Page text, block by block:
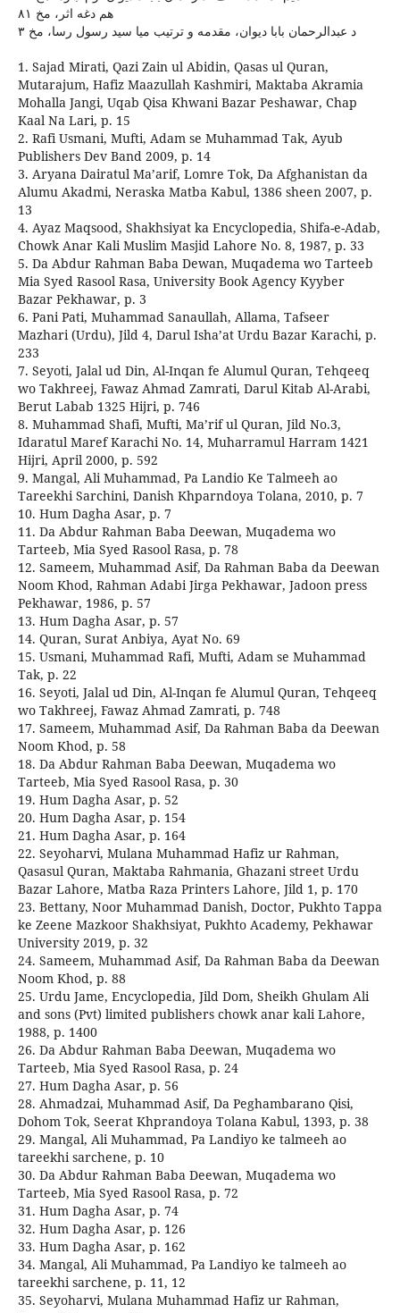
هم دغه اثر، مخ ٨١
د عبدالرحمان بابا ديوان، مقدمه و ترتيب ميا سيد رسول رسا، مخ ٣
1. Sajad Mirati, Qazi Zain ul Abidin, Qasas ul Quran,
Mutarajum, Hafiz Maazullah Kashmiri, Maktaba Akramia
Mohalla Jangi, Uqab Qisa Khwani Bazar Peshawar, Chap
Kaal Na Lari, p. 15
2. Rafi Usmani, Mufti, Adam se Muhammad Tak, Ayub
Publishers Dev Band 2009, p. 14
3. Aryana Dairatul Ma’arif, Lomre Tok, Da Afghanistan da
Alumu Akadmi, Neraska Matba Kabul, 1386 sheen 2007, p.
13
4. Ayaz Maqsood, Shakhsiyat ka Encyclopedia, Shifa-e-Adab,
Chowk Anar Kali Muslim Masjid Lahore No. 8, 1987, p. 33
5. Da Abdur Rahman Baba Dewan, Muqadema wo Tarteeb
Mia Syed Rasool Rasa, University Book Agency Kyyber
Bazar Pekhawar, p. 3
6. Pani Pati, Muhammad Sanaullah, Allama, Tafseer
Mazhari (Urdu), Jild 4, Darul Isha’at Urdu Bazar Karachi, p.
233
7. Seyoti, Jalal ud Din, Al-Inqan fe Alumul Quran, Tehqeeq
wo Takhreej, Fawaz Ahmad Zamrati, Darul Kitab Al-Arabi,
Berut Labab 1325 Hijri, p. 746
8. Muhammad Shafi, Mufti, Ma’rif ul Quran, Jild No.3,
Idaratul Maref Karachi No. 14, Muharramul Harram 1421
Hijri, April 2000, p. 592
9. Mangal, Ali Muhammad, Pa Landio Ke Talmeeh ao
Tareekhi Sarchini, Danish Khparndoya Tolana, 2010, p. 7
10. Hum Dagha Asar, p. 7
11. Da Abdur Rahman Baba Deewan, Muqadema wo
Tarteeb, Mia Syed Rasool Rasa, p. 78
12. Sameem, Muhammad Asif, Da Rahman Baba da Deewan
Noom Khod, Rahman Adabi Jirga Pekhawar, Jadoon press
Pekhawar, 1986, p. 57
13. Hum Dagha Asar, p. 57
14. Quran, Surat Anbiya, Ayat No. 69
15. Usmani, Muhammad Rafi, Mufti, Adam se Muhammad
Tak, p. 22
16. Seyoti, Jalal ud Din, Al-Inqan fe Alumul Quran, Tehqeeq
wo Takhreej, Fawaz Ahmad Zamrati, p. 748
17. Sameem, Muhammad Asif, Da Rahman Baba da Deewan
Noom Khod, p. 58
18. Da Abdur Rahman Baba Deewan, Muqadema wo
Tarteeb, Mia Syed Rasool Rasa, p. 30
19. Hum Dagha Asar, p. 52
20. Hum Dagha Asar, p. 154
21. Hum Dagha Asar, p. 164
22. Seyoharvi, Mulana Muhammad Hafiz ur Rahman,
Qasasul Quran, Maktaba Rahmania, Ghazani street Urdu
Bazar Lahore, Matba Raza Printers Lahore, Jild 1, p. 170
23. Bettany, Noor Muhammad Danish, Doctor, Pukhto Tappa
ke Zeene Mazkoor Shakhsiyat, Pukhto Academy, Pekhawar
University 2019, p. 32
24. Sameem, Muhammad Asif, Da Rahman Baba da Deewan
Noom Khod, p. 88
25. Urdu Jame, Encyclopedia, Jild Dom, Sheikh Ghulam Ali
and sons (Pvt) limited publishers chowk anar kali Lahore,
1988, p. 1400
26. Da Abdur Rahman Baba Deewan, Muqadema wo
Tarteeb, Mia Syed Rasool Rasa, p. 24
27. Hum Dagha Asar, p. 56
28. Ahmadzai, Muhammad Asif, Da Peghambarano Qisi,
Dohom Tok, Seerat Khprandoya Tolana Kabul, 1393, p. 38
29. Mangal, Ali Muhammad, Pa Landiyo ke talmeeh ao
tareekhi sarchene, p. 10
30. Da Abdur Rahman Baba Deewan, Muqadema wo
Tarteeb, Mia Syed Rasool Rasa, p. 72
31. Hum Dagha Asar, p. 74
32. Hum Dagha Asar, p. 126
33. Hum Dagha Asar, p. 162
34. Mangal, Ali Muhammad, Pa Landiyo ke talmeeh ao
tareekhi sarchene, p. 11, 12
35. Seyoharvi, Mulana Muhammad Hafiz ur Rahman,